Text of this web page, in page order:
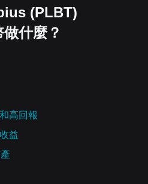
(PLBT)
什麼？
高回報
益